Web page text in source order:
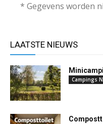
* Gegevens worden
LAATSTE NIEUWS
Campings